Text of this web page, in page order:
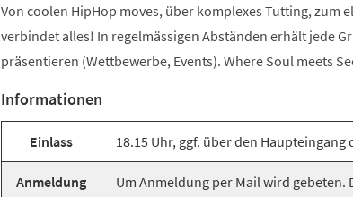
Von coolen HipHop moves, über komplexes Tutting, zum
verbindet alles! In regelmässigen Abständen erhält jede
präsentieren (Wettbewerbe, Events). Where Soul meets
Informationen
Einlass 18.15 Uhr, ggf. über den Haupteingang
Anmeldung
Um Anmeldung per Mail wird gebeten.